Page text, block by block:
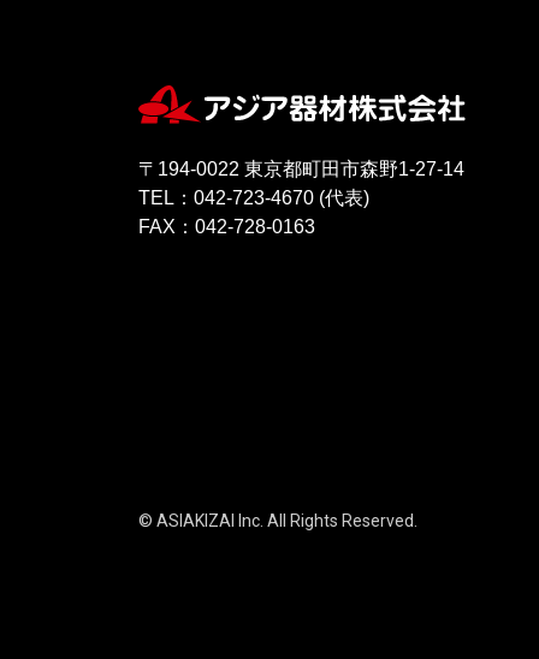
〒194-0022 東京都町田市森野1-27-14
TEL：042-723-4670 (代表)
FAX：042-728-0163
© ASIAKIZAI Inc. All Rights Reserved.